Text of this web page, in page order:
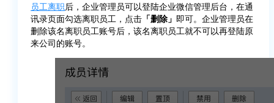
员工离职后，企业管理员可以登陆企业微信管理后台，在通
讯录页面勾选离职员工，点击 「删除」 即可。企业管理员在
删除该名离职员工账号后，该名离职员工就不可以再登陆原
来公司的账号。